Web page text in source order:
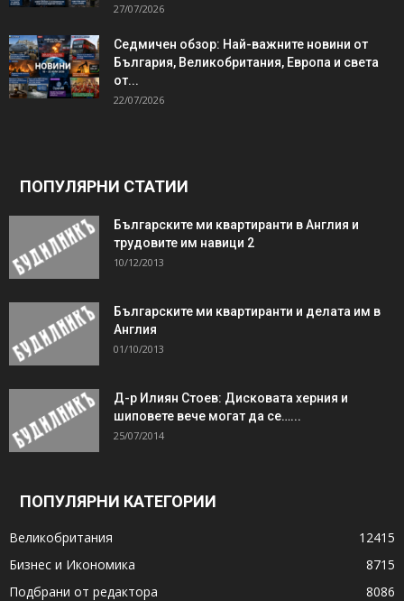
27/07/2026
Седмичен обзор: Най-важните новини от
България, Великобритания, Европа и света
от...
22/07/2026
ПОПУЛЯРНИ СТАТИИ
Българските ми квартиранти в Англия и
трудовите им навици 2
10/12/2013
Българските ми квартиранти и делата им в
Англия
01/10/2013
Д-р Илиян Стоев: Дисковата херния и
шиповете вече могат да се…...
25/07/2014
ПОПУЛЯРНИ КАТЕГОРИИ
Великобритания
12415
Бизнес и Икономика
8715
Подбрани от редактора
8086